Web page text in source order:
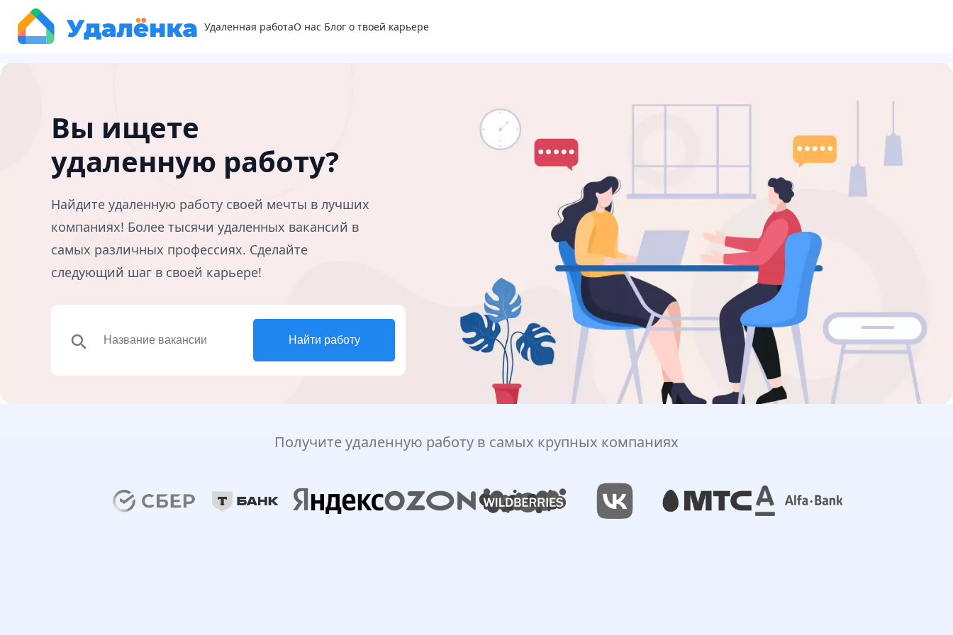
Удаленная работаО нас Блог о твоей карьере
Вы ищете
удаленную работу?
Найдите удаленную работу своей мечты в лучших
компаниях! Более тысячи удаленных вакансий в
самых различных профессиях. Сделайте
следующий шаг в своей карьере!
search Найти работу
Получите удаленную работу в самых крупных компаниях